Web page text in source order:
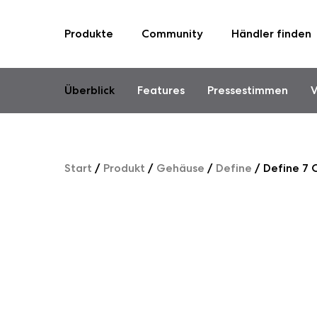
Produkte Community Händler finden
Überblick
Features Pressestimmen
Start / Produkt / Gehäuse / Define / Define 7